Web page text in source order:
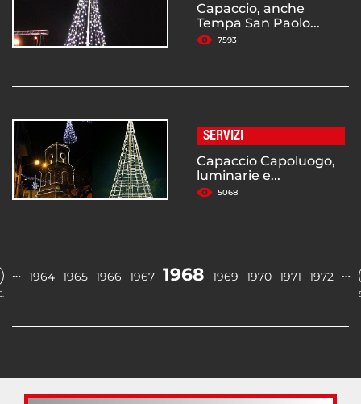
Capaccio, anche
Tempa San Paolo...
7593
SERVIZI
Capaccio Capoluogo,
luminarie e...
5068
… 1964 1965 1966 1967 1968 1969 1970 1971 1972 …